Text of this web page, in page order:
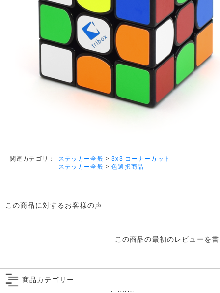
関連カテゴリ： ステッカー全般 >3x3 コーナーカット
ステッカー全般 >色選択商品
この商品に対するお客様の声
この商品の最初のレビューを
商品カテゴリー